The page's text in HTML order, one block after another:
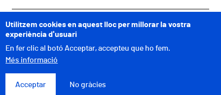
COMUNICACIÓ
A UN CLIC
Utilitzem cookies en aquest lloc per millorar la vostra
experiència d'usuari
En fer clic al botó Acceptar, accepteu que ho fem.
Més informació
Acceptar No gràcies